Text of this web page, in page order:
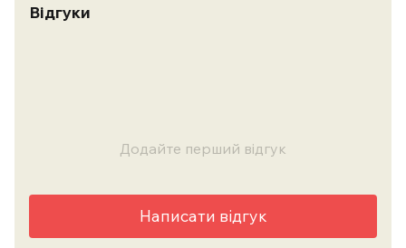
Відгуки
Додайте перший відгук
Написати відгук